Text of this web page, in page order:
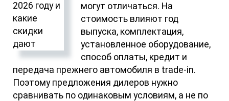
могут отличаться. На
стоимость влияют год
выпуска, комплектация,
установленное оборудование,
способ оплаты, кредит и
передача прежнего автомобиля в trade-in.
Поэтому предложения дилеров нужно
сравнивать по одинаковым условиям, а не по